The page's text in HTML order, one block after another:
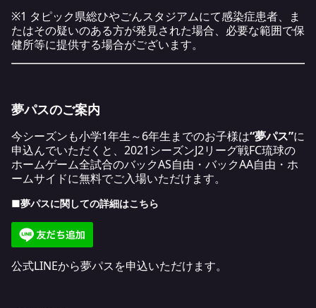
※1 タピック県総ひやごんスタジアムにて感染症患者、ま
たはその疑いのある方が発見された場合、必要な範囲で保
健所等に提供する場合がございます。
夢パスのご案内
今シーズンも小学1年生～6年生までのお子様は“夢パス”に
申込んでいただくと、2021シーズンJ2リーグ戦FC琉球の
ホームゲーム全試合のバックAS自由・バックAA自由・ホ
ームサイドに無料でご入場いただけます。
■夢パスに関しての詳細はこちら
公式LINEから夢パスを申込いただけます。